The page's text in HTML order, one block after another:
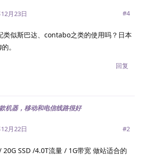
月23日 #4
类似斯巴达、contabo之类的使用吗？日本
。
回复
机器，移动和电信线路很好
月22日 #2
SSD /4.0T流量 / 1G带宽 做站适合的